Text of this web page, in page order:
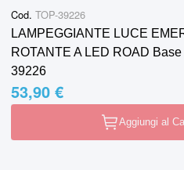
Cod. TOP-39226
LAMPEGGIANTE LUCE
ROTANTE A LED ROAD
39226
53,90 €
Aggiungi al